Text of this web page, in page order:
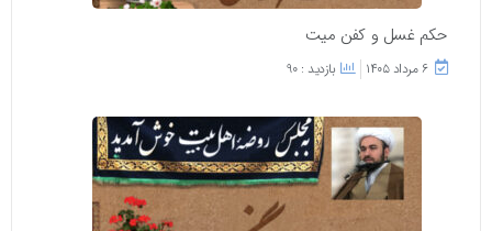
حکم غسل و کفن میت
۶ مرداد ۱۴۰۵ بازدید : 90